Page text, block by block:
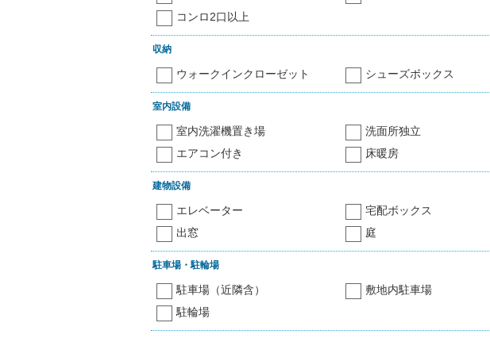
コンロ2口以上
収納
ウォークインクローゼット シューズボックス
室内設備
室内洗濯機置き場 洗面所独立
エアコン付き
床暖房
建物設備
エレベーター 宅配ボックス
出窓
庭
駐車場・駐輪場
駐車場（近隣含） 敷地内駐車場
駐輪場